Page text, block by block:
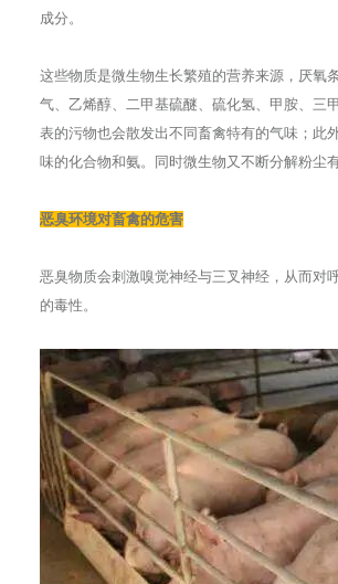
成分。
这些物质是微生物生长繁殖的营养来源，厌氧
气、乙烯醇、二甲基硫醚、硫化氢、甲胺、三
表的污物也会散发出不同畜禽特有的气味；此
味的化合物和氨。同时微生物又不断分解粉尘
恶臭环境对畜禽的危害
恶臭物质会刺激嗅觉神经与三叉神经，从而对
的毒性。